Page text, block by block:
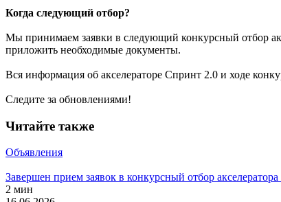
Когда следующий отбор?
Мы принимаем заявки в следующий конкурсный отбор
приложить необходимые документы.
Вся информация об акселераторе Спринт 2.0 и ходе
Следите за обновлениями!
Читайте также
Объявления
Завершен прием заявок в конкурсный отбор
2 мин